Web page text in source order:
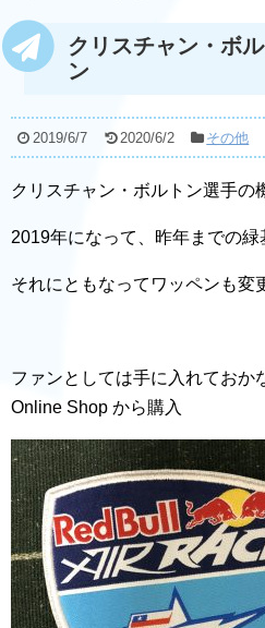
クリスチャン・ボ
ン
2019/6/7 2020/6/2 その他
クリスチャン・ボルトン選手の
2019年になって、昨年までの緑
それにともなってワッペンも変
ファンとしては手に入れておか
Online Shop から購入